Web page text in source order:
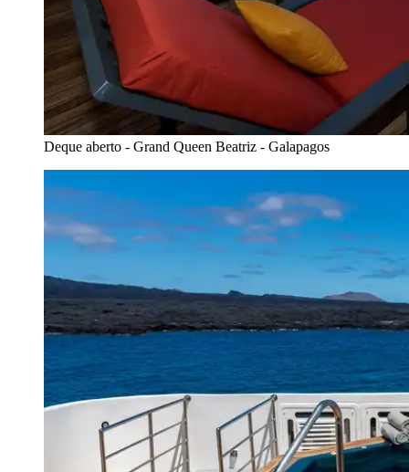
Deque aberto - Grand Queen Beatriz - Galapagos